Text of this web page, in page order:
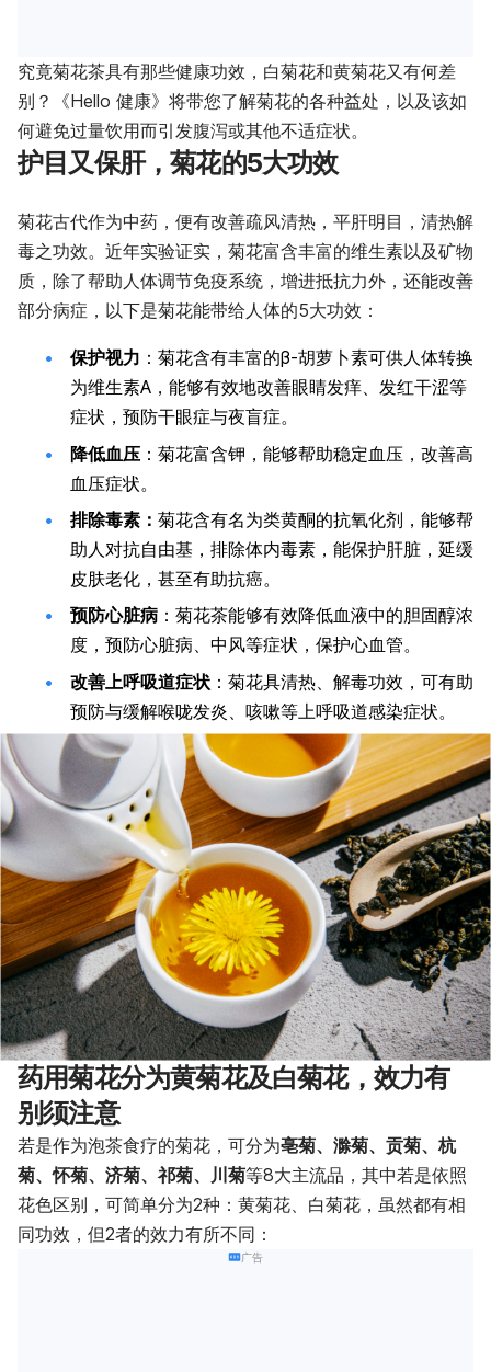
究竟菊花茶具有那些健康功效，白菊花和黄菊花又有何差
别？《Hello 健康》将带您了解菊花的各种益处，以及该如
何避免过量饮用而引发腹泻或其他不适症状。
护目又保肝，菊花的5大功效
菊花古代作为中药，便有改善疏风清热，平肝明目，清热解
毒之功效。近年实验证实，菊花富含丰富的维生素以及矿物
质，除了帮助人体调节免疫系统，增进抵抗力外，还能改善
部分病症，以下是菊花能带给人体的5大功效：
保护视力 ：菊花含有丰富的β-胡萝卜素可供人体转换
为维生素A，能够有效地改善眼睛发痒、发红干涩等
症状，预防干眼症与夜盲症。
降低血压 ：菊花富含钾，能够帮助稳定血压，改善高
血压症状。
排除毒素： 菊花含有名为类黄酮的抗氧化剂，能够帮
助人对抗自由基，排除体内毒素，能保护肝脏，延缓
皮肤老化，甚至有助抗癌。
预防心脏病 ：菊花茶能够有效降低血液中的胆固醇浓
度，预防心脏病、中风等症状，保护心血管。
改善上呼吸道症状 ：菊花具清热、解毒功效，可有助
预防与缓解喉咙发炎、咳嗽等上呼吸道感染症状。
药用菊花分为黄菊花及白菊花，效力有
别须注意
若是作为泡茶食疗的菊花，可分为亳菊、滁菊、贡菊、杭
菊、怀菊、济菊、祁菊、川菊等8大主流品，其中若是依照
花色区别，可简单分为2种：黄菊花、白菊花，虽然都有相
同功效，但2者的效力有所不同：
广告